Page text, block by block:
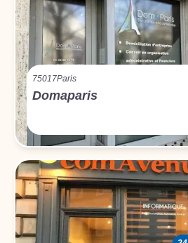
75017Paris
Domaparis